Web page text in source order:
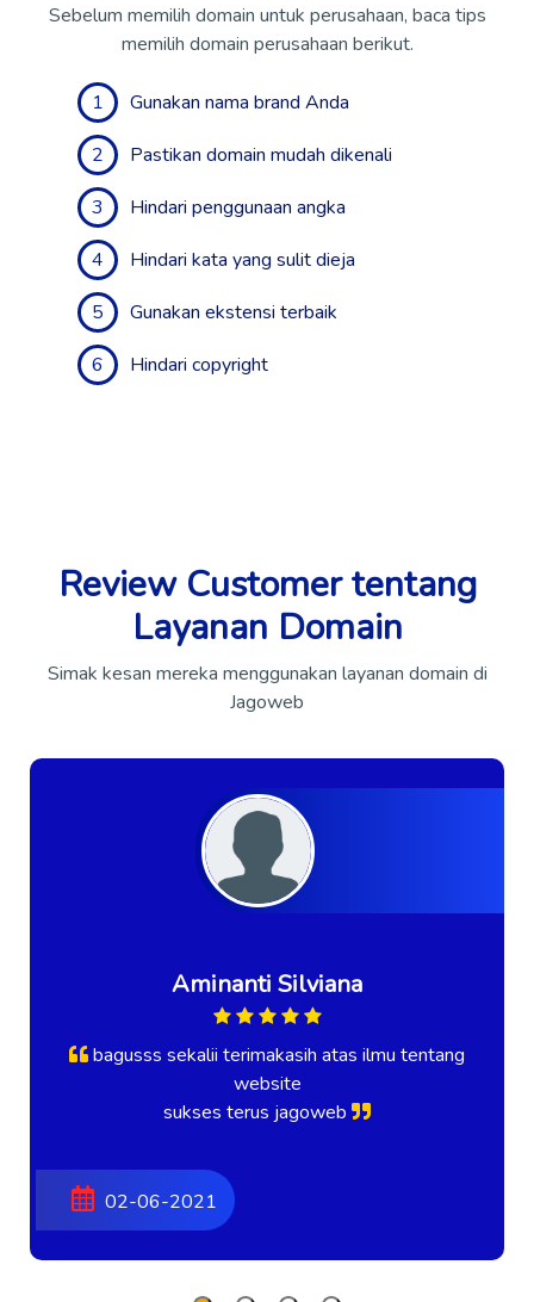
Sebelum memilih domain untuk perusahaan, baca tips
memilih domain perusahaan berikut.
1
Gunakan nama brand Anda
2
Pastikan domain mudah dikenali
3
Hindari penggunaan angka
4
Hindari kata yang sulit dieja
5
Gunakan ekstensi terbaik
6
Hindari copyright
Review Customer tentang
Layanan Domain
Simak kesan mereka menggunakan layanan domain di
Jagoweb
Aminanti Silviana
bagusss sekalii terimakasih atas ilmu tentang
website
sukses terus jagoweb
02-06-2021